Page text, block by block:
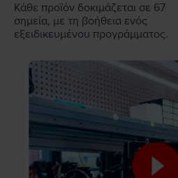
Κάθε προϊόν δοκιμάζεται σε 67
σημεία, με τη βοήθεια ενός
εξειδικευμένου προγράμματος.